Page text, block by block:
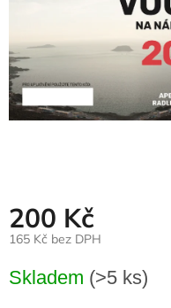
200 Kč
165 Kč bez DPH
cena:
Skladem (>5 ks)